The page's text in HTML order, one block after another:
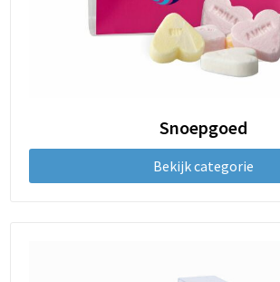
Snoepgoed
Bekijk categorie